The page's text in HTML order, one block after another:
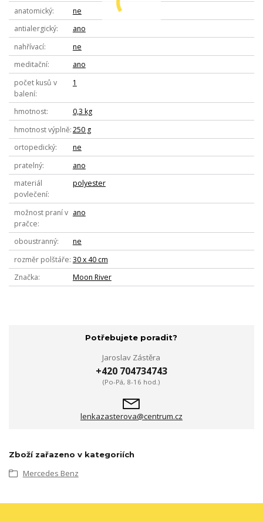
anatomický
ne
antialergický
ano
nahřívací
ne
meditační
ano
počet kusů v
balení
1
hmotnost
0,3 kg
hmotnost výplně 250 g
ortopedický
ne
pratelný
ano
materiál
povlečení
polyester
možnost praní v
pračce
ano
oboustranný
ne
rozměr polštáře 30 x 40 cm
Značka
Moon River
Potřebujete poradit?
Jaroslav Zástěra
+420 704734743
(Po-Pá, 8-16 hod.)
lenkazasterova@centrum.cz
Zboží zařazeno v kategoriích
Mercedes Benz